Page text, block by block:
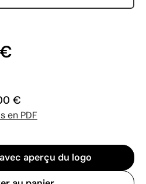
€
en PDF
aperçu du logo